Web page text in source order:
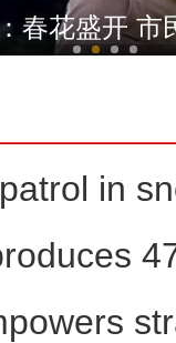
兵团“90后”
春花盛开 市
in